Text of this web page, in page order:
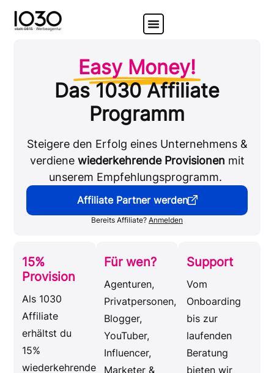
Easy Money!
Das 1030 Affiliate
Programm
Steigere den Erfolg eines Unternehmens &
verdiene wiederkehrende Provisionen mit
unserem Empfehlungsprogramm.
Affiliate Partner werden
Bereits Affiliate? Anmelden
15%
Provision
Als 1030
Affiliate
erhältst du
15%
wiederkehrende
Für wen?
Agenturen,
Privatpersonen,
Blogger,
YouTuber,
Influencer,
Marketer &
Support
Vom
Onboarding
bis zur
laufenden
Beratung
bieten wir